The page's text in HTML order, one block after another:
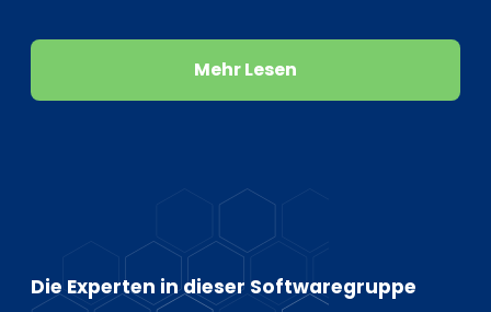
Mehr Lesen
Die Experten in dieser Softwaregruppe